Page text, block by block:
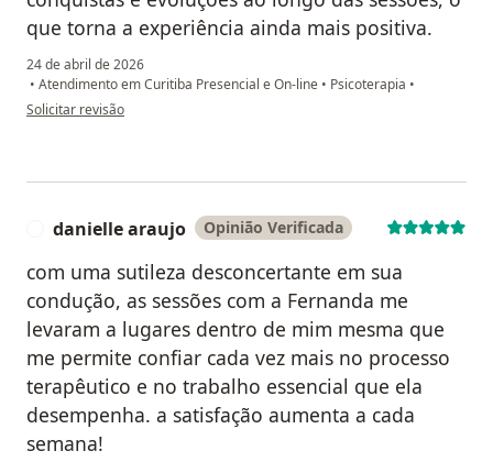
que torna a experiência ainda mais positiva.
24 de abril de 2026
• Atendimento em Curitiba Presencial e On-line • Psicoterapia •
na opinião do utilizador Amanda Motta
Solicitar revisão
danielle araujo Opinião Verificada
com uma sutileza desconcertante em sua
condução, as sessões com a Fernanda me
levaram a lugares dentro de mim mesma que
me permite confiar cada vez mais no processo
terapêutico e no trabalho essencial que ela
desempenha. a satisfação aumenta a cada
semana!